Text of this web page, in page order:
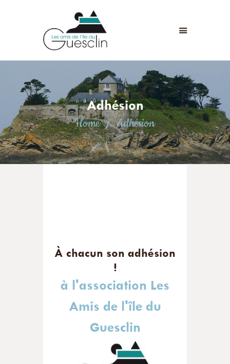
Adhésion
Home
Adhésion
LES AMIS DE L'ÎLE DU GUESCLIN
LE FORT ET L’ÎLE
ASSOCIATION
ADHÉSION
ANIMATIONS
ACTUALITÉS
CONTACT
À chacun son adhésion
!
à l'association Les
Amis de l'île du
Guesclin